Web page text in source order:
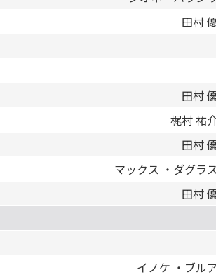
田村
田村
梶村 祐
田村
マックス ・ダグラ
田村
イノケ ・ブル